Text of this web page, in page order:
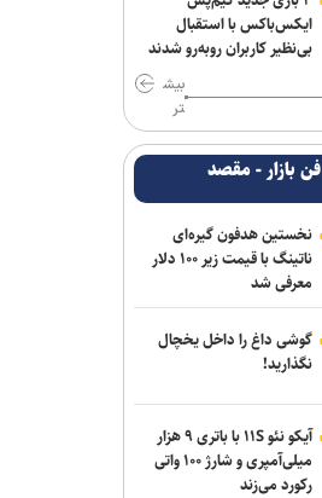
ایکس‌باکس با استقبال
بی‌نظیر کاربران روبه‌رو شدند
بیش
تر
فن بازار - مقصد
نخستین هدفون گیره‌ای
ناتینگ با قیمت زیر ۱۰۰ دلار
معرفی شد
گوشی داغ را داخل یخچال
نگذارید!
آیکو نئو ۱۱S با باتری ۹ هزار
میلی‌آمپری و شارژ ۱۰۰ واتی
رکورد می‌زند